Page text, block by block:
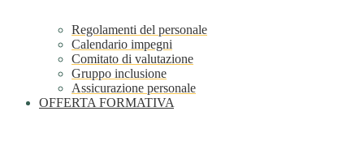
Regolamenti del personale
Calendario impegni
Comitato di valutazione
Gruppo inclusione
Assicurazione personale
OFFERTA FORMATIVA